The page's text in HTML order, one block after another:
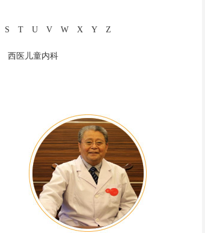
S T U V W X Y Z
西医儿童内科